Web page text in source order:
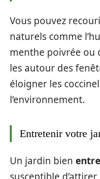
Vous pouvez
naturels comme
menthe poivrée ou
les autour des
éloigner les
l’environnement.
Entretenir votre
Un jardin bien